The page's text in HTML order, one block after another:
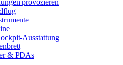
provozieren
Ausstattung
& PDAs